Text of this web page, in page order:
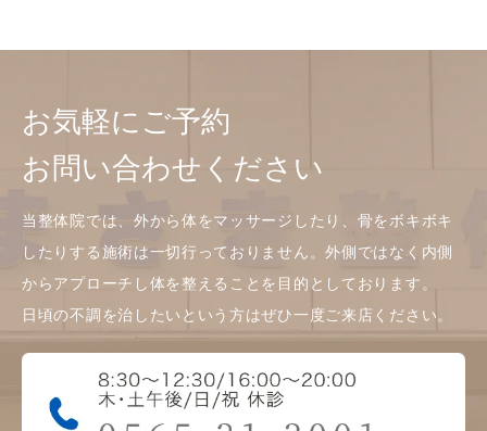
お気軽にご予約
お問い合わせください
当整体院では、外から体をマッサージしたり、骨をボキボキ
したりする施術は一切行っておりません。外側ではなく内側
からアプローチし体を整えることを目的としております。
日頃の不調を治したいという方はぜひ一度ご来店ください。